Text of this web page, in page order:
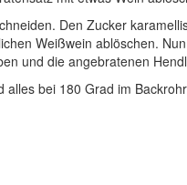
Den Zucker
Weißwein ablöschen.
und die angebratenen
alles bei 180 Grad im